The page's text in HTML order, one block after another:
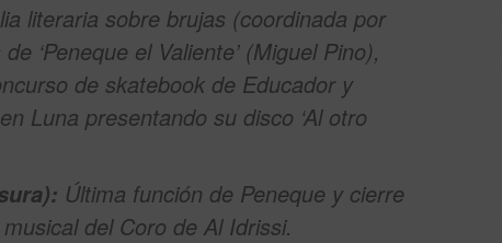
literaria sobre brujas (coordinada por
‘Peneque el Valiente’ (Miguel Pino),
de skatebookde Educador y
Luna presentando su disco ‘Al otro
Última función de Peneque y cierre
del Coro de Al Idrissi.